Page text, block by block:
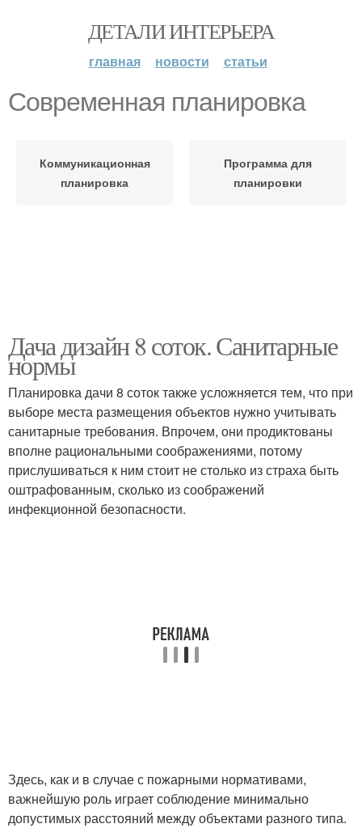
ДЕТАЛИ ИНТЕРЬЕРА
главная новости статьи
Современная планировка
Коммуникационная
планировка
Программа для
планировки
Дача дизайн 8 соток. Санитарные
нормы
Планировка дачи 8 соток также усложняется тем, что при
выборе места размещения объектов нужно учитывать
санитарные требования. Впрочем, они продиктованы
вполне рациональными соображениями, потому
прислушиваться к ним стоит не столько из страха быть
оштрафованным, сколько из соображений
инфекционной безопасности.
Здесь, как и в случае с пожарными нормативами,
важнейшую роль играет соблюдение минимально
допустимых расстояний между объектами разного типа.